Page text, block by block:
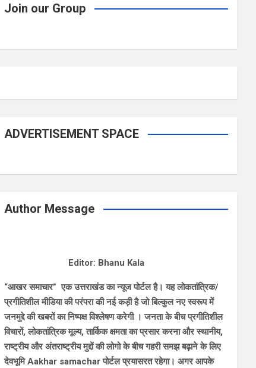
Join our Group
ADVERTISEMENT SPACE
Author Message
Editor: Bhanu Kala
“आखर समाचार” एक उत्तराखंड का न्यूज पोर्टल है। यह लोकतांत्रिक/
प्रगीतिशील मीडिया की परंपरा की नई कड़ी है जो बिल्कुल नए स्वरूप में
जनमुद्दे की खबरों का निष्पक्ष विश्लेषण करेगी । जनता के बीच प्रगीतिशील
विचारों, लोकतांत्रिक मूल्य, तार्किक क्षमता का प्रसार करना और स्थानीय,
राष्ट्रीय और अंतराष्ट्रीय मुद्दों की लोगो के बीच गहरी समझ बढ़ाने के लिए
देवभूमि Aakhar samachar पोर्टल प्रयासरत रहेगा। अगर आपके